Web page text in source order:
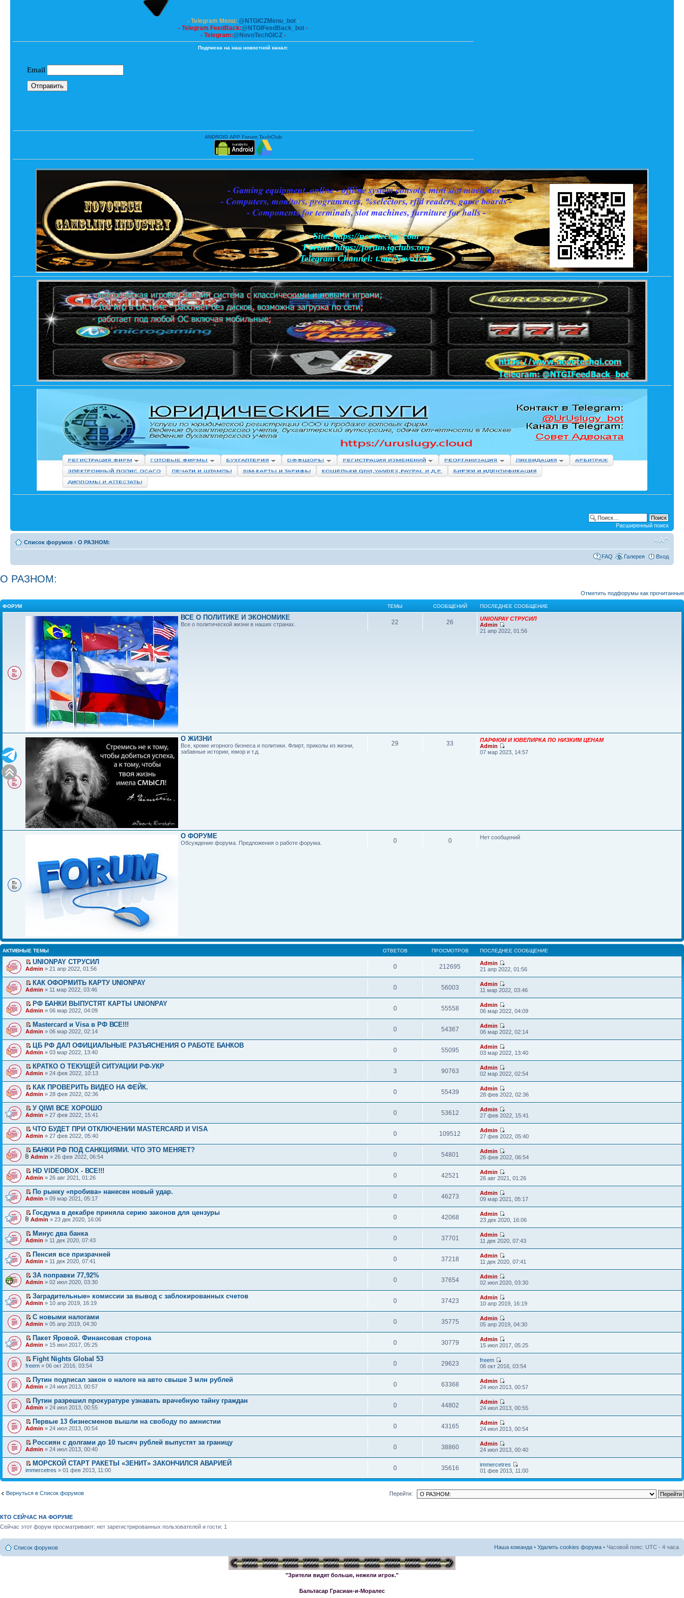
- Telegram Menu: @NTGICZMenu_bot-
- Telegram FeedBack:@NTGIFeedBack_bot -
- Telegram:@NovoTechGICZ-
Подписка на наш новостной канал:
ANDROID APP Forum TechClub
Расширенный поиск
Список форумов ‹ О РАЗНОМ:
FAQ Галерея Вход
О РАЗНОМ:
Отметить подфорумы как прочитанные
ФОРУМ ТЕМЫ СООБЩЕНИЙ ПОСЛЕДНЕЕ СООБЩЕНИЕ
ВСЕ О ПОЛИТИКЕ И ЭКОНОМИКЕ
Все о политической жизни в наших странах. 22 26
UNIONPAY СТРУСИЛ
Admin
21 апр 2022, 01:56
О ЖИЗНИ
Все, кроме игорного бизнеса и политики. Флирт, приколы из жизни,
забавные истории, юмор и т.д.
29 33
ПАРФЮМ И ЮВЕЛИРКА ПО НИЗКИМ ЦЕНАМ
Admin
07 мар 2023, 14:57
О ФОРУМЕ
Обсуждение форума. Предложения о работе форума. 0 0 Нет сообщений
АКТИВНЫЕ ТЕМЫ ОТВЕТОВ ПРОСМОТРОВ ПОСЛЕДНЕЕ СООБЩЕНИЕ
UNIONPAY СТРУСИЛ
Admin » 21 апр 2022, 01:56 0 212695
Admin
21 апр 2022, 01:56
КАК ОФОРМИТЬ КАРТУ UNIONPAY
Admin » 11 мар 2022, 03:46 0 56003
Admin
11 мар 2022, 03:46
РФ БАНКИ ВЫПУСТЯТ КАРТЫ UNIONPAY
Admin » 06 мар 2022, 04:09 0 55558
Admin
06 мар 2022, 04:09
Mastercard и Visa в РФ ВСЕ!!!
Admin » 06 мар 2022, 02:14 0 54367
Admin
06 мар 2022, 02:14
ЦБ РФ ДАЛ ОФИЦИАЛЬНЫЕ РАЗЪЯСНЕНИЯ О РАБОТЕ БАНКОВ
Admin » 03 мар 2022, 13:40 0 55095
Admin
03 мар 2022, 13:40
КРАТКО О ТЕКУЩЕЙ СИТУАЦИИ РФ-УКР
Admin » 24 фев 2022, 10:13 3 90763
Admin
02 мар 2022, 02:54
КАК ПРОВЕРИТЬ ВИДЕО НА ФЕЙК.
Admin » 28 фев 2022, 02:36 0 55439
Admin
28 фев 2022, 02:36
У QIWI ВСЕ ХОРОШО
Admin » 27 фев 2022, 15:41 0 53612
Admin
27 фев 2022, 15:41
ЧТО БУДЕТ ПРИ ОТКЛЮЧЕНИИ MASTERCARD И VISA
Admin » 27 фев 2022, 05:40 0 109512
Admin
27 фев 2022, 05:40
БАНКИ РФ ПОД САНКЦИЯМИ. ЧТО ЭТО МЕНЯЕТ?
Admin » 26 фев 2022, 06:54 0 54801
Admin
26 фев 2022, 06:54
HD VIDEOBOX - ВСЕ!!!
Admin » 26 авг 2021, 01:26 0 42521
Admin
26 авг 2021, 01:26
По рынку «пробива» нанесен новый удар.
Admin » 09 мар 2021, 05:17 0 46273
Admin
09 мар 2021, 05:17
Госдума в декабре приняла серию законов для цензуры
Admin » 23 дек 2020, 16:06 0 42068
Admin
23 дек 2020, 16:06
Минус два банка
Admin » 11 дек 2020, 07:43 0 37701
Admin
11 дек 2020, 07:43
Пенсия все призрачней
Admin » 11 дек 2020, 07:41 0 37218
Admin
11 дек 2020, 07:41
ЗА поправки 77,92%
Admin » 02 июл 2020, 03:30 0 37654
Admin
02 июл 2020, 03:30
Заградительные» комиссии за вывод с заблокированных счетов
Admin » 10 апр 2019, 16:19 0 37423
Admin
10 апр 2019, 16:19
С новыми налогами
Admin » 05 апр 2019, 04:30 0 35775
Admin
05 апр 2019, 04:30
Пакет Яровой. Финансовая сторона
Admin » 15 июл 2017, 05:25 0 30779
Admin
15 июл 2017, 05:25
Fight Nights Global 53
freem » 06 окт 2016, 03:54 0 29623
freem
06 окт 2016, 03:54
Путин подписал закон о налоге на авто свыше 3 млн рублей
Admin » 24 июл 2013, 00:57 0 63368
Admin
24 июл 2013, 00:57
Путин разрешил прокуратуре узнавать врачебную тайну граждан
Admin » 24 июл 2013, 00:55 0 44802
Admin
24 июл 2013, 00:55
Первые 13 бизнесменов вышли на свободу по амнистии
Admin » 24 июл 2013, 00:54 0 43165
Admin
24 июл 2013, 00:54
Россиян с долгами до 10 тысяч рублей выпустят за границу
Admin » 24 июл 2013, 00:40 0 38860
Admin
24 июл 2013, 00:40
МОРСКОЙ СТАРТ РАКЕТЫ «ЗЕНИТ» ЗАКОНЧИЛСЯ АВАРИЕЙ
immercetres » 01 фев 2013, 11:00 0 35616
immercetres
01 фев 2013, 11:00
Вернуться в Список форумов Перейти:
КТО СЕЙЧАС НА ФОРУМЕ
Сейчас этот форум просматривают: нет зарегистрированных пользователей и гости: 1
Список форумов Наша команда • Удалить cookies форума • Часовой пояс: UTC - 4 часа
"Зрители видят больше, нежели игрок."
Бальтасар Грасиан-и-Моралес